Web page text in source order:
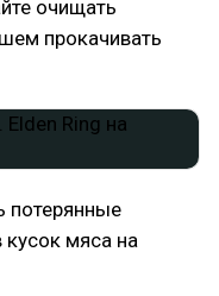
очищать
прокачивать
потерянные
мяса на